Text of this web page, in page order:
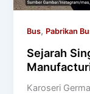
Bus, Pabrikan
Sejarah
Karoseri